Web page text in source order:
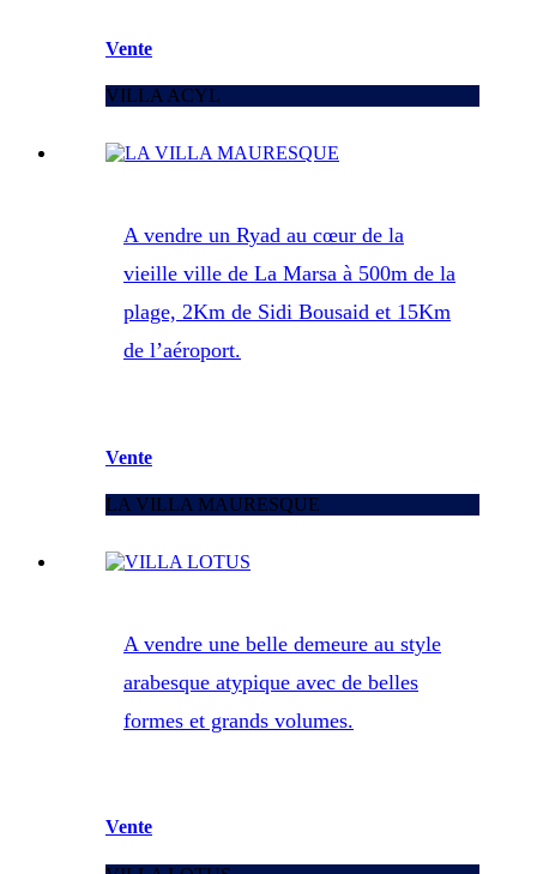
Vente
VILLA ACYL
A vendre un Ryad au cœur de la
vieille ville de La Marsa à 500m de la
plage, 2Km de Sidi Bousaid et 15Km
de l’aéroport.
Vente
LA VILLA MAURESQUE
A vendre une belle demeure au style
arabesque atypique avec de belles
formes et grands volumes.
Vente